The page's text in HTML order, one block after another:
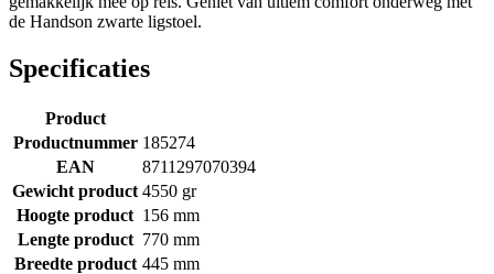
de Handson zwarte ligstoel.
Specificaties
Product
Productnummer 185274
EAN
8711297070394
Gewicht product 4550 gr
Hoogte product 156 mm
Lengte product 770 mm
Breedte product 445 mm